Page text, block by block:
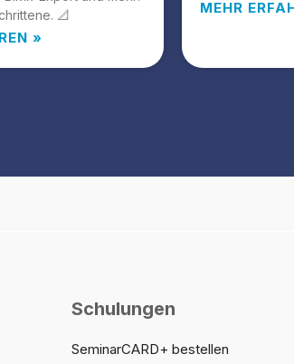
📐
»
MEHR
Schulungen
SeminarCARD+ bestellen